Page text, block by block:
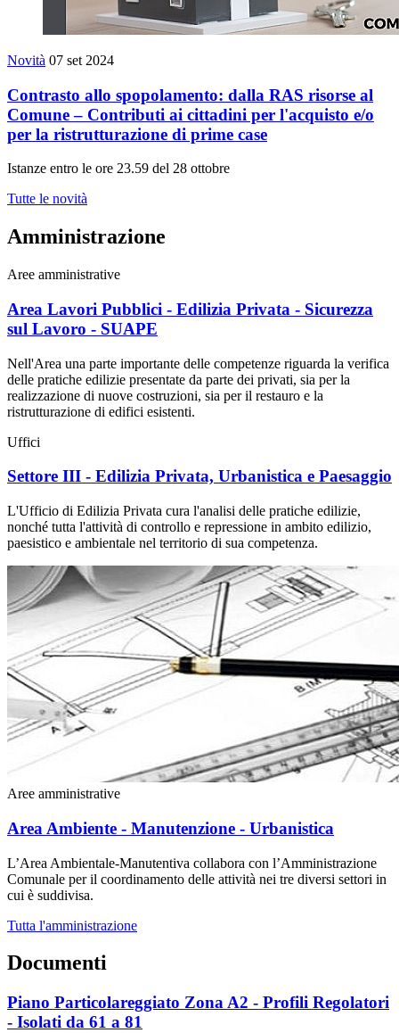
Novità 07 set 2024
Contrasto allo spopolamento: dalla RAS risorse al
Comune – Contributi ai cittadini per l'acquisto e/o
per la ristrutturazione di prime case
Istanze entro le ore 23.59 del 28 ottobre
Tutte le novità
Amministrazione
Aree amministrative
Area Lavori Pubblici - Edilizia Privata - Sicurezza
sul Lavoro - SUAPE
Nell'Area una parte importante delle competenze riguarda la verifica
delle pratiche edilizie presentate da parte dei privati, sia per la
realizzazione di nuove costruzioni, sia per il restauro e la
ristrutturazione di edifici esistenti.
Uffici
Settore III - Edilizia Privata, Urbanistica e Paesaggio
L'Ufficio di Edilizia Privata cura l'analisi delle pratiche edilizie,
nonché tutta l'attività di controllo e repressione in ambito edilizio,
paesistico e ambientale nel territorio di sua competenza.
Aree amministrative
Area Ambiente - Manutenzione - Urbanistica
L’Area Ambientale-Manutentiva collabora con l’Amministrazione
Comunale per il coordinamento delle attività nei tre diversi settori in
cui è suddivisa.
Tutta l'amministrazione
Documenti
Piano Particolareggiato Zona A2 - Profili Regolatori
- Isolati da 61 a 81